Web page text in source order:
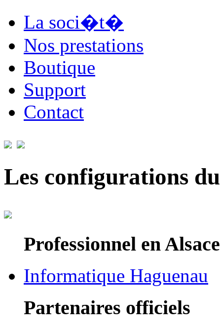
La soci�t�
Nos prestations
Boutique
Support
Contact
Les configurations
Professionnel en Alsace
Informatique Haguenau
Partenaires officiels